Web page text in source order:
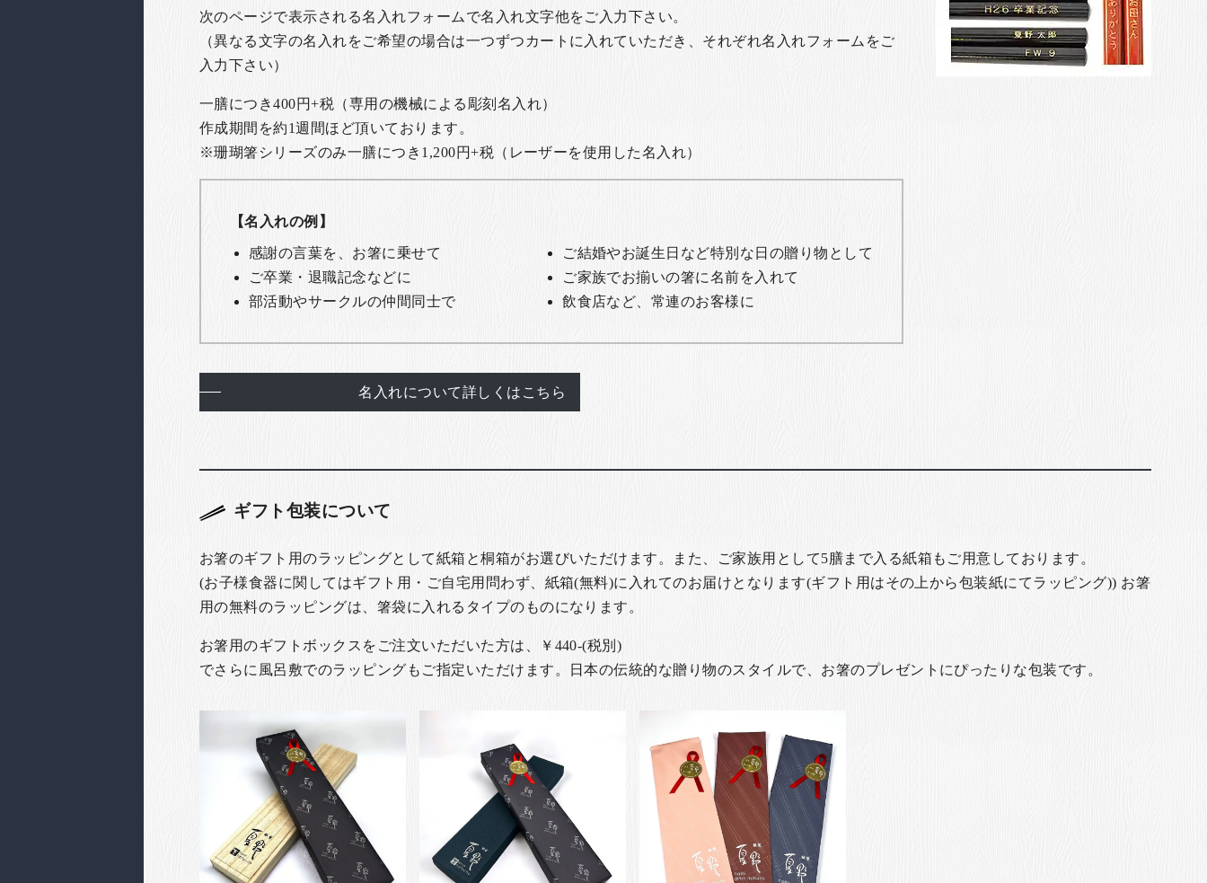
次のページで表示される名入れフォームで名入れ文字他をご入力下さい。
（異なる文字の名入れをご希望の場合は一つずつカートに入れていただき、それぞれ名入れフォームをご
入力下さい）
一膳につき400円+税（専用の機械による彫刻名入れ）
作成期間を約1週間ほど頂いております。
※珊瑚箸シリーズのみ一膳につき1,200円+税 （レーザーを使用した名入れ）
【名入れの例】
感謝の言葉を、お箸に乗せて
ご結婚やお誕生日など特別な日の贈り物として
ご卒業・退職記念などに
ご家族でお揃いの箸に名前を入れて
部活動やサークルの仲間同士で
飲食店など、常連のお客様に
名入れについて詳しくはこちら
ギフト包装について
お箸のギフト用のラッピングとして紙箱と桐箱がお選びいただけます。また、ご家族用として5膳まで入る紙箱もご用意しております。
(お子様食器に関してはギフト用・ご自宅用問わず、紙箱(無料)に入れてのお届けとなります(ギフト用はその上から包装紙にてラッピング)) お箸
用の無料のラッピングは、箸袋に入れるタイプのものになります。
お箸用のギフトボックスをご注文いただいた方は、￥440-(税別)
でさらに風呂敷でのラッピングもご指定いただけます。日本の伝統的な贈り物のスタイルで、お箸のプレゼントにぴったりな包装です。